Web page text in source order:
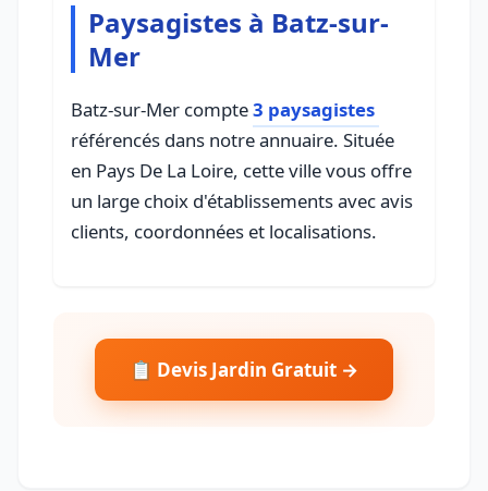
Paysagistes à Batz-sur-
Mer
Batz-sur-Mer compte3 paysagistes
référencés dans notre annuaire. Située
en Pays De La Loire, cette ville vous offre
un large choix d'établissements avec avis
clients, coordonnées et localisations.
📋 Devis Jardin Gratuit →